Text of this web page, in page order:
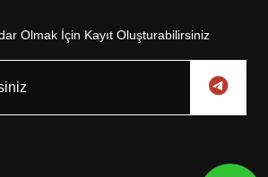
Olmak İçin Kayıt Oluşturabilirsiniz